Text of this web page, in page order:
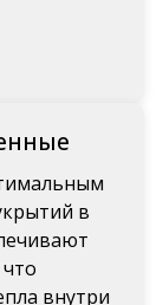
в
внутри